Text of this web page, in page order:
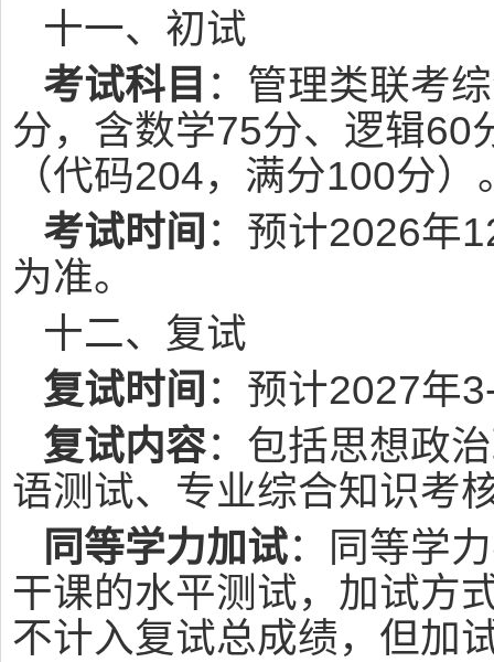
十一、初试
考试科目 ：管理类联考
分，含数学75分、逻辑60
（代码204，满分100分）
考试时间 ：预计2026年
为准。
十二、复试
复试时间 ：预计2027年
复试内容：包括思想政
语测试、专业综合知识考
同等学力加试：同等学
干课的水平测试，加试方
不计入复试总成绩，但加